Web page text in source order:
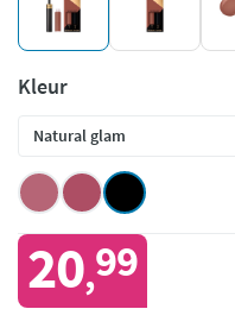
Kleur
20,99